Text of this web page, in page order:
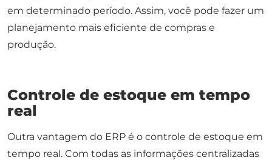
em determinado período. Assim, você pode fazer um
planejamento mais eficiente de compras e
produção.
Controle de estoque em tempo
real
Outra vantagem do ERP é o controle de estoque em
tempo real. Com todas as informações centralizadas